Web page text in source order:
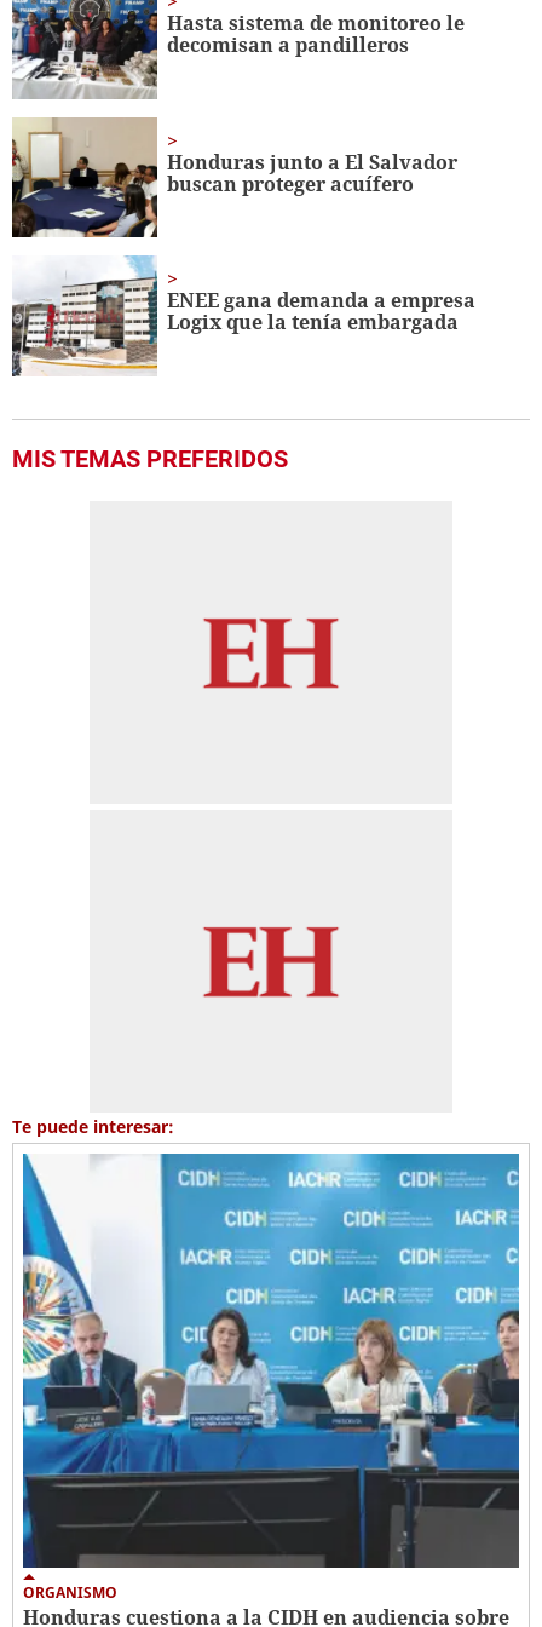
seconds
Hasta sistema de monitoreo le
decomisan a pandilleros
Honduras junto a El Salvador
buscan proteger acuífero
ENEE gana demanda a empresa
Logix que la tenía embargada
MIS TEMAS PREFERIDOS
Te puede interesar:
ORGANISMO
Honduras cuestiona a la CIDH en audiencia sobre